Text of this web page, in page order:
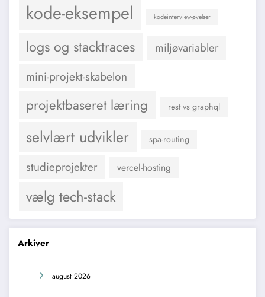
kode-eksempel kodeinterview-øvelser
logs og stacktraces miljøvariabler
mini-projekt-skabelon
projektbaseret læring rest vs graphql
selvlært udvikler spa-routing
studieprojekter vercel-hosting
vælg tech-stack
Arkiver
august 2026